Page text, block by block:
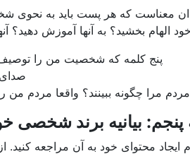
معناست که هر پست باید به نحوی
الهام بخشید؟ به آنها آموزش دهید؟
پنج کلمه که شخصیت من را
مرا چگونه ببینند؟ واقعا مردم من
بیانیه برند شخصی
ایجاد محتوای خود به آن مراجعه